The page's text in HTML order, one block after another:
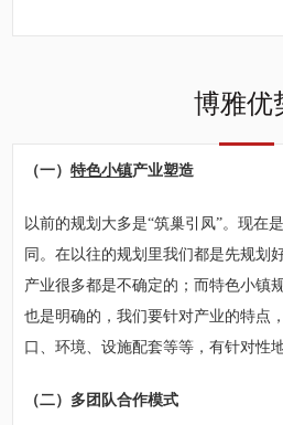
博雅优
（一）特色小镇产业塑造
以前的规划大多是“筑巢引凤”。现在
同。在以往的规划里我们都是先规划
产业很多都是不确定的；而特色小镇
也是明确的，我们要针对产业的特点
口、环境、设施配套等等，有针对性
（二）多团队合作模式